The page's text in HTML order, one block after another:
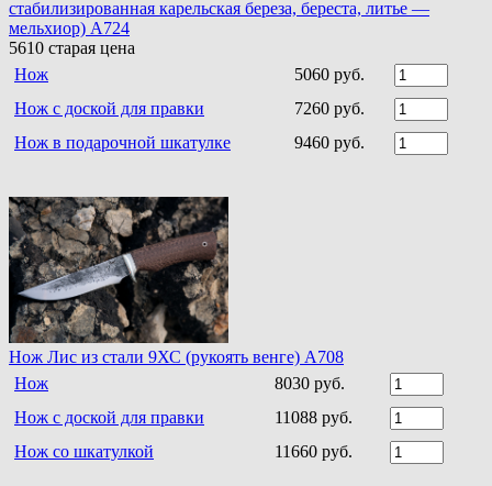
стабилизированная карельская береза, береста, литье —
мельхиор) A724
5610 старая цена
Нож
5060 руб.
Нож с доской для правки
7260 руб.
Нож в подарочной шкатулке
9460 руб.
Нож Лис из стали 9ХС (рукоять венге) A708
Нож
8030 руб.
Нож с доской для правки
11088 руб.
Нож со шкатулкой
11660 руб.